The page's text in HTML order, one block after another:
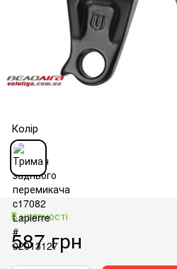
Колір
В наявності
587 грн